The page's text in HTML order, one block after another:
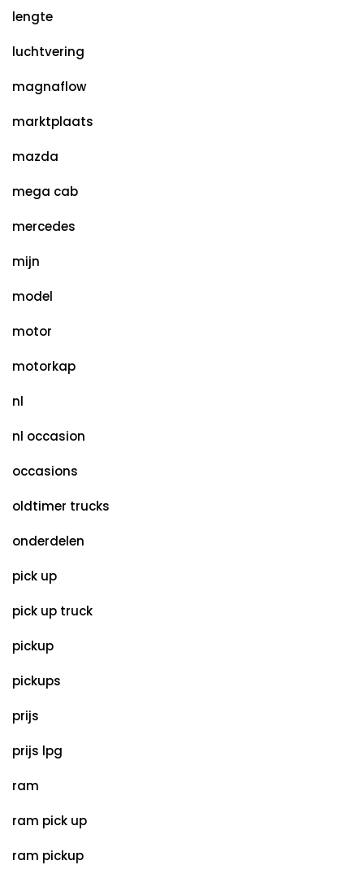
lengte
luchtvering
magnaflow
marktplaats
mazda
mega cab
mercedes
mijn
model
motor
motorkap
nl
nl occasion
occasions
oldtimer trucks
onderdelen
pick up
pick up truck
pickup
pickups
prijs
prijs lpg
ram
ram pick up
ram pickup